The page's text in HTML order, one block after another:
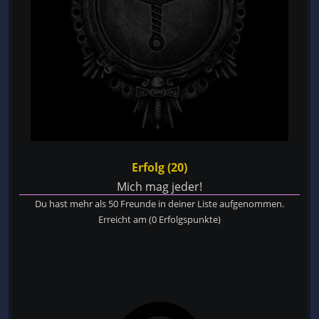
Erfolg (20)
Mich mag jeder!
Du hast mehr als 50 Freunde in deiner Liste aufgenommen.
Erreicht am (0 Erfolgspunkte)